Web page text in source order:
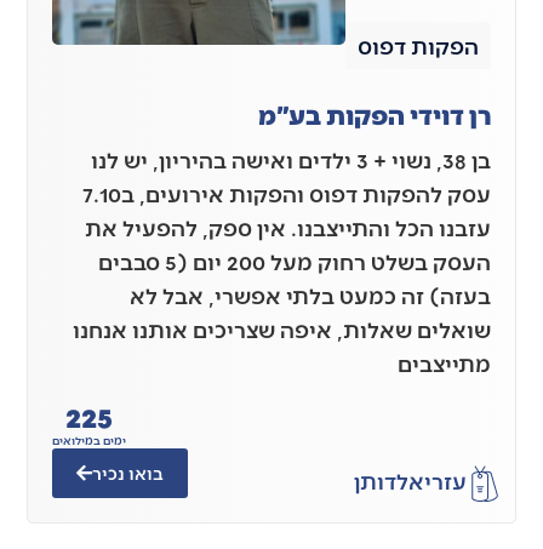
הפקות דפוס
רן דוידי הפקות בע"מ
בן 38, נשוי + 3 ילדים ואישה בהיריון, יש לנו
עסק להפקות דפוס והפקות אירועים, ב7.10
עזבנו הכל והתייצבנו. אין ספק, להפעיל את
העסק בשלט רחוק מעל 200 יום (5 סבבים
בעזה) זה כמעט בלתי אפשרי, אבל לא
שואלים שאלות, איפה שצריכים אותנו אנחנו
מתייצבים
עזריאלדותן
ימים במילואים
225
בואו נכיר